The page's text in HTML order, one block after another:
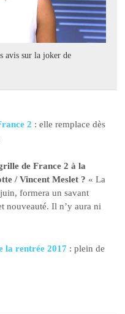
avis sur la joker de
2 : elle remplace dès
de France 2 à la
/ Vincent Meslet ? « La
formera un savant
nouveauté. Il n’y aura ni
la rentrée 2017 : plein de